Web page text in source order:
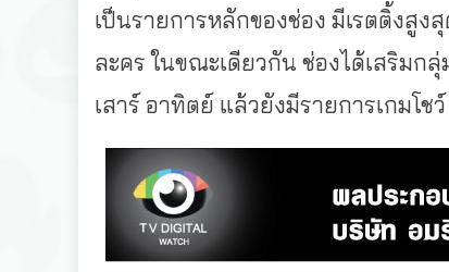
เป็นรายการหลักของช่อง มีเรตติ้งสูง
ละคร ในขณะเดียวกัน ช่องได้เสริมก
เสาร์ อาทิตย์ แล้วยังมีรายการเกมโช